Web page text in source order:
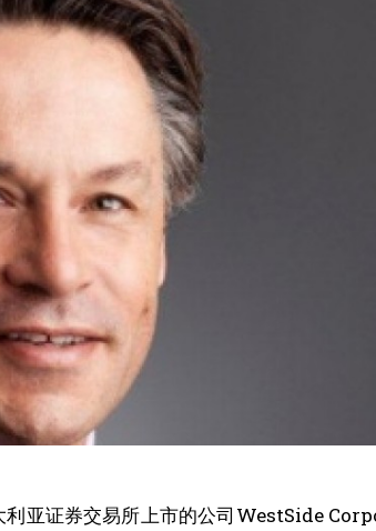
亚证券交易所上市的公司WestSide